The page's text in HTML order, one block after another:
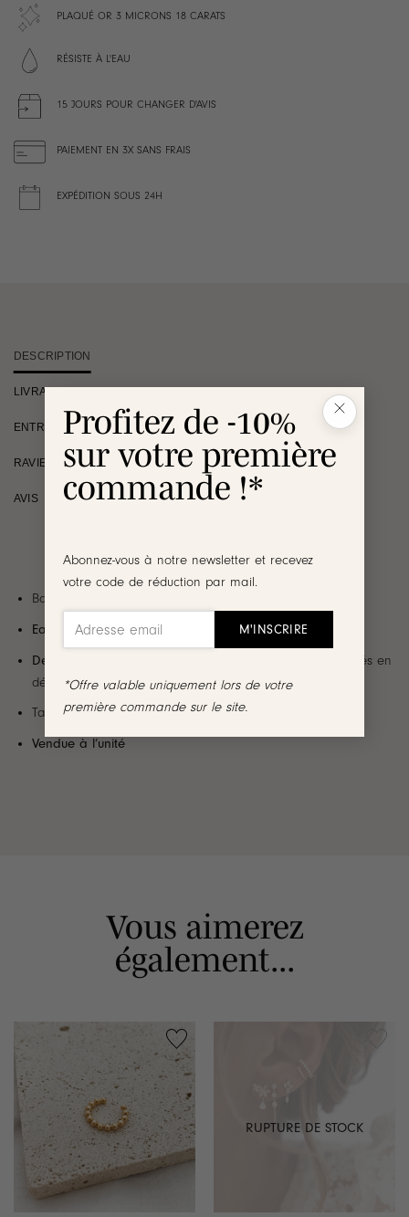
Profitez de -10%
sur votre première
commande !*
Abonnez-vous à notre newsletter et recevez
votre code de réduction par mail.
*Offre valable uniquement lors de votre
première commande sur le site.
PLAQUÉ OR 3 MICRONS 18 CARATS
RÉSISTE À L'EAU
15 JOURS POUR CHANGER D'AVIS
PAIEMENT EN 3X SANS FRAIS
EXPÉDITION SOUS 24H
DESCRIPTION
LIVRAISON
ENTRETIEN
RAVIE OU REMBOURSÉE
AVIS
Bague d’oreille en plaqué or 3 microns 18 carats
Ear cuff
Design
: Bijou décoré de petits oxydes de zirconium placés en
décalé
Taille ajustable
Vendue à l’unité
Vous aimerez
également...
RUPTURE DE STOCK